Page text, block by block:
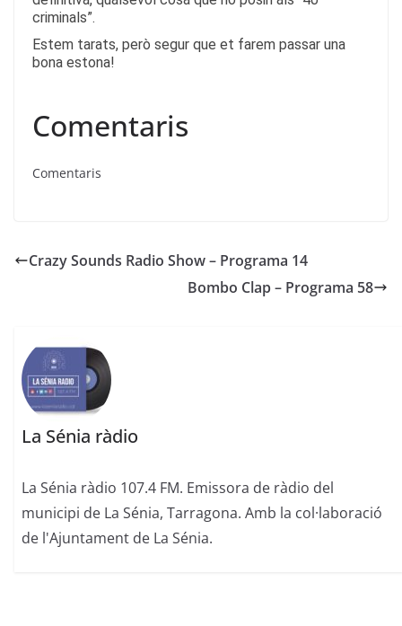
criminals”.
Estem tarats, però segur que et farem passar una
bona estona!
Comentaris
Comentaris
Crazy Sounds Radio Show – Programa 14
Bombo Clap – Programa 58
La Sénia ràdio
La Sénia ràdio 107.4 FM. Emissora de ràdio del
municipi de La Sénia, Tarragona. Amb la col·laboració
de l'Ajuntament de La Sénia.